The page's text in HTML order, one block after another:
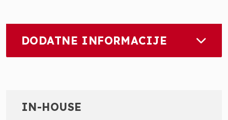
DODATNE INFORMACIJE
IN-HOUSE